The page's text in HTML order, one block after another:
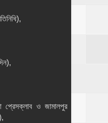
প্রেসক্লাব ও জামালপুর